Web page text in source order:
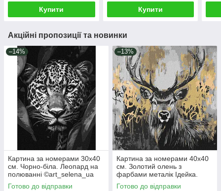
Купити Купити
Акційні пропозиції та новинки
–14%
Картина за номерами 30х40
см. Чорно-біла. Леопард на
полюванні ©art_selena_ua
Ідейка. KHO6670
Готово до відправки
–13%
Картина за номерами 40х40
см. Золотий олень з
фарбами металік Ідейка.
KHO6725
Готово до відправки